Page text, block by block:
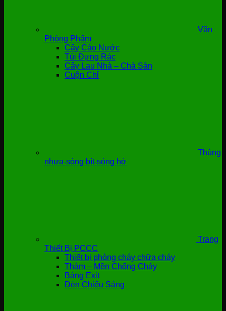
Văn
Phòng Phẩm
Cây Cào Nước
Túi Đựng Rác
Cây Lau Nhà – Chà Sàn
Cuộn Chỉ
Thùng
nhựa-sóng bít-sóng hở
Trang
Thiết Bị PCCC
Thiết bị phòng cháy chữa cháy
Thảm – Mền Chống Cháy
Bảng Exit
Đèn Chiếu Sáng